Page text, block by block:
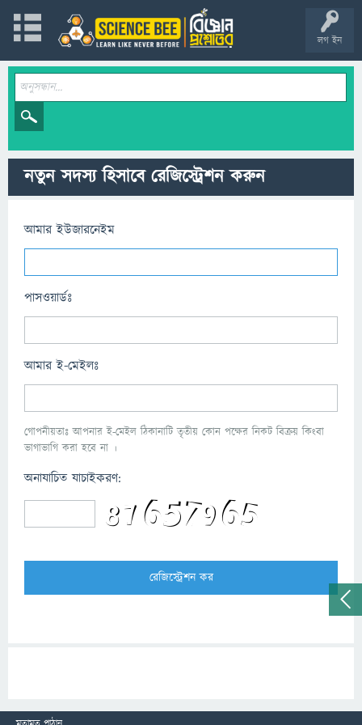
লগ ইন
নতুন সদস্য হিসাবে রেজিস্ট্রেশন করুন
আমার ইউজারনেইম
পাসওয়ার্ডঃ
আমার ই-মেইলঃ
গোপনীয়তাঃ আপনার ই-মেইল ঠিকানাটি তৃতীয় কোন পক্ষের নিকট বিক্রয় কিংবা
ভাগাভাগি করা হবে না ।
অনাযাচিত যাচাইকরণ: